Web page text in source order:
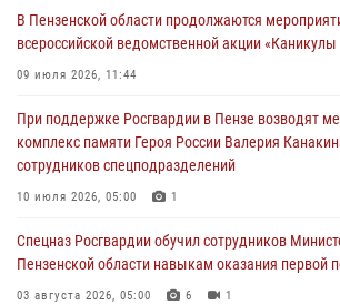
В Пензе при силовой поддержке Росгвардии
деятельность ОПГ, маскировавшейся под
04 августа 2026, 07:05 4
В Управлении Росгвардии по Пензенской области
работы за первое полугодие 2026 года
В Пензенской области продолжаются
всероссийской ведомственной акции «Каникулы
09 июля 2026, 11:44
При поддержке Росгвардии в Пензе возводят
комплекс памяти Героя России Валерия
сотрудников спецподразделений
10 июля 2026, 05:00 1
Спецназ Росгвардии обучил сотрудников
Пензенской области навыкам оказания первой
03 августа 2026, 05:00 6 1